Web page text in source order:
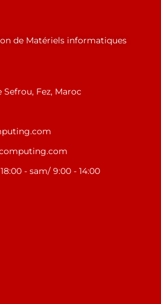
de Matériels informatiques
Fez, Maroc
- sam/ 9:00 - 14:00